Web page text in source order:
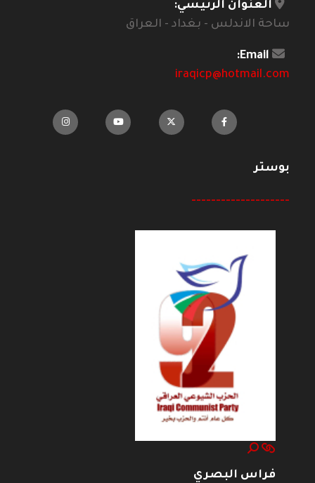
العنوان الرئيسي:
ساحة الاندلس - بغداد - العراق
Email:
iraqicp@hotmail.com
بوستر
--------------------
فراس البصري